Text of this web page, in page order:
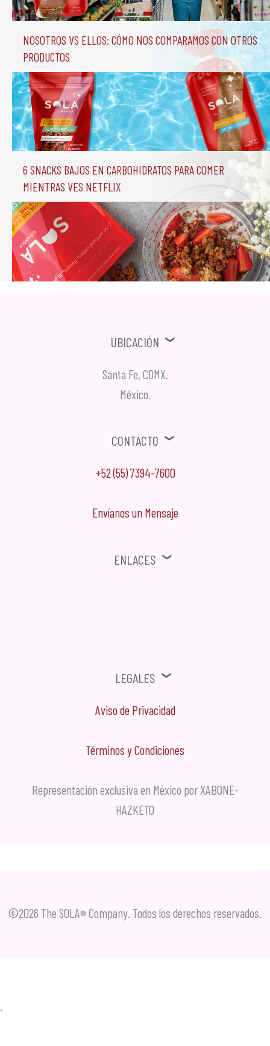
Nosotros vs Ellos: Cómo nos comparamos con otros
productos
6 Snacks Bajos en Carbohidratos para comer
mientras ves Netflix
Ubicación
Santa Fe, CDMX.
México.
Contacto
+52 (55) 7394-7600
Envíanos un Mensaje
Enlaces
Legales
Aviso de Privacidad
Términos y Condiciones
Representación exclusiva en México por XABONE-
HAZKETO
©2026 The SOLA® Company. Todos los derechos reservados.